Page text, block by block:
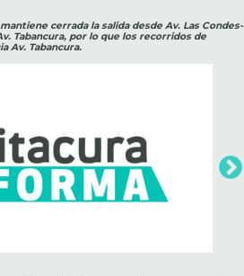
cerrada la salida desde Av. Las Condes-
Tabancura, por lo que los recorridos de
Av. Tabancura.